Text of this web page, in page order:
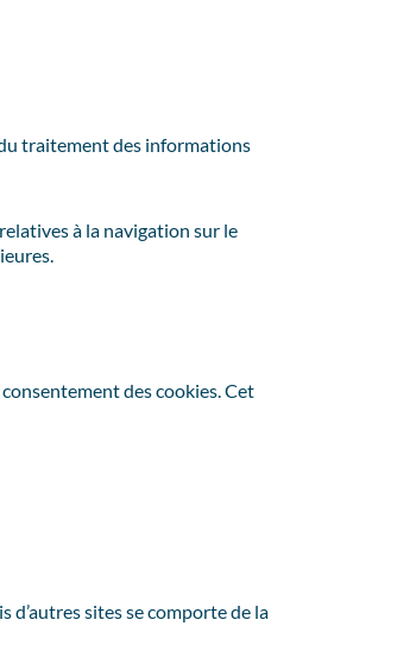
traitement des informations
à la navigation sur le
des cookies. Cet
d’autres sites se comporte de la